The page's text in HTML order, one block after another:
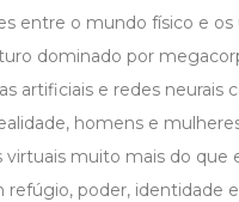
entre o mundo físico e os
dominado por
artificiais e redes neurais
homens e
virtuais muito mais do que
refúgio, poder, identidade